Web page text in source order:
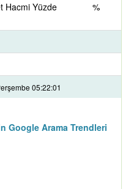
Hacmi Yüzde
%
05:22:01
Google Arama Trendleri